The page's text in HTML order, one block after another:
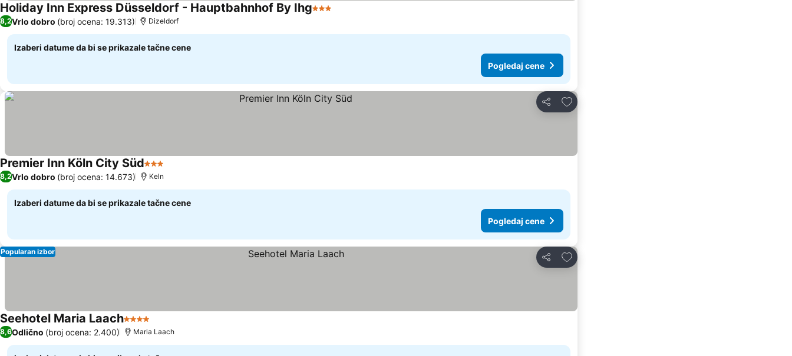
Holiday Inn Express Düsseldorf - Hauptbahnhof By Ihg3 Zvezdice
8,2Vrlo dobro (broj ocena: 19.313) Dizeldorf
Izaberi datume da bi se prikazale tačne cene
Pogledaj cene
Deli
Dodati u favorite
Premier Inn Köln City Süd3 Zvezdice
8,2Vrlo dobro (broj ocena: 14.673) Keln
Izaberi datume da bi se prikazale tačne cene
Pogledaj cene
Deli
Dodati u favorite
Popularan izbor
Seehotel Maria Laach4 Zvezdice
8,6Odlično (broj ocena: 2.400) Maria Laach